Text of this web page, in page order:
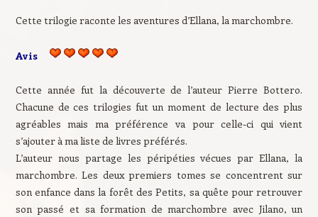
Cette trilogie raconte les aventures d’Ellana, la marchombre.
Avis
Cette année fut la découverte de l’auteur Pierre Bottero.
Chacune de ces trilogies fut un moment de lecture des plus
agréables mais ma préférence va pour celle-ci qui vient
s’ajouter à ma liste de livres préférés.
L’auteur nous partage les péripéties vécues par Ellana, la
marchombre. Les deux premiers tomes se concentrent sur
son enfance dans la forêt des Petits, sa quête pour retrouver
son passé et sa formation de marchombre avec Jilano, un